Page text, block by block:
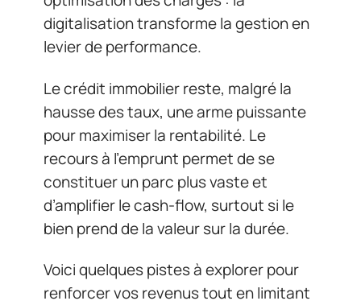
digitalisation transforme la gestion en
levier de performance.
Le crédit immobilier reste, malgré la
hausse des taux, une arme puissante
pour maximiser la rentabilité. Le
recours à l’emprunt permet de se
constituer un parc plus vaste et
d’amplifier le cash-flow, surtout si le
bien prend de la valeur sur la durée.
Voici quelques pistes à explorer pour
renforcer vos revenus tout en limitant